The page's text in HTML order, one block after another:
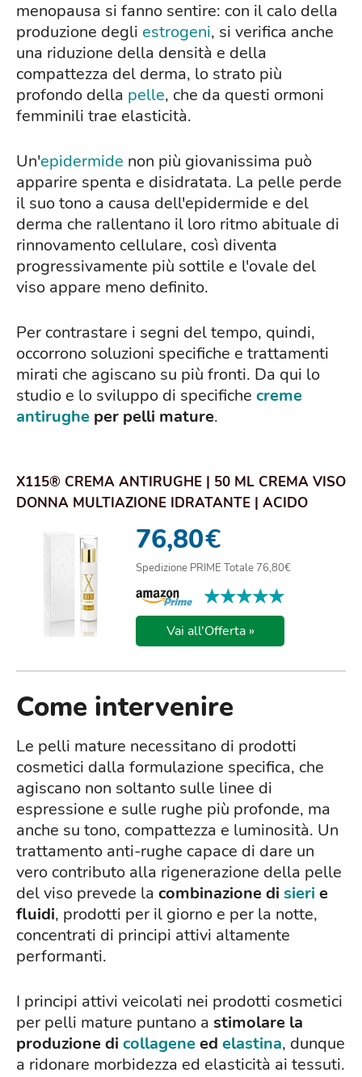
menopausa si fanno sentire: con il calo della
produzione degli estrogeni, si verifica anche
una riduzione della densità e della
compattezza del derma, lo strato più
profondo della pelle, che da questi ormoni
femminili trae elasticità.
Un'epidermide non più giovanissima può
apparire spenta e disidratata. La pelle perde
il suo tono a causa dell'epidermide e del
derma che rallentano il loro ritmo abituale di
rinnovamento cellulare, così diventa
progressivamente più sottile e l'ovale del
viso appare meno definito.
Per contrastare i segni del tempo, quindi,
occorrono soluzioni specifiche e trattamenti
mirati che agiscano su più fronti. Da qui lo
studio e lo sviluppo di specifiche creme
antirughe per pelli mature.
X115® CREMA ANTIRUGHE | 50 ML CREMA VISO
DONNA MULTIAZIONE IDRATANTE | ACIDO
76,80€
Spedizione PRIME Totale 76,80€
★★★★★
★★★★★
Vai all'Offerta »
Come intervenire
Le pelli mature necessitano di prodotti
cosmetici dalla formulazione specifica, che
agiscano non soltanto sulle linee di
espressione e sulle rughe più profonde, ma
anche su tono, compattezza e luminosità. Un
trattamento anti-rughe capace di dare un
vero contributo alla rigenerazione della pelle
del viso prevede la combinazione di sieri e
fluidi, prodotti per il giorno e per la notte,
concentrati di principi attivi altamente
performanti.
I principi attivi veicolati nei prodotti cosmetici
per pelli mature puntano a stimolare la
produzione di collageneed elastina, dunque
a ridonare morbidezza ed elasticità ai tessuti.